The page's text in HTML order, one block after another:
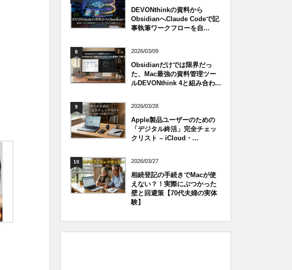
DEVONthinkの資料から
ObsidianへClaude Codeで記
事執筆ワークフローを自...
8 2026/03/09
Obsidianだけでは限界だっ
た、Mac最強の資料管理ツー
ルDEVONthink 4と組み合わ...
9 2026/03/28
Apple製品ユーザーのための
「デジタル終活」完全チェッ
クリスト – iCloud・...
10 2026/03/27
相続登記の手続きでMacが使
えない？！実際にぶつかった
壁と回避策【70代夫婦の実体
験】